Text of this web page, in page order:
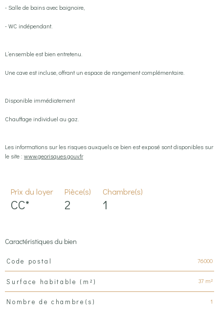
- Salle de bains avec baignoire,
- WC indépendant.
L’ensemble est bien entretenu.
Une cave est incluse, offrant un espace de rangement complémentaire.
Disponible immédiatement
Chauffage individuel au gaz.
Les informations sur les risques auxquels ce bien est exposé sont disponibles sur
le site : www.georisques.gouv.fr
Prix du loyer
CC*
Pièce(s)
2
Chambre(s)
1
Caractéristiques du bien
Caractéristiques
Code postal 76000
Surface habitable (m²) 37 m²
Nombre de chambre(s) 1